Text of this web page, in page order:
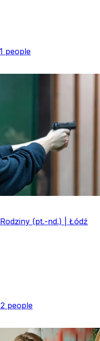
people
(pt.-nd.) | Łódź
people